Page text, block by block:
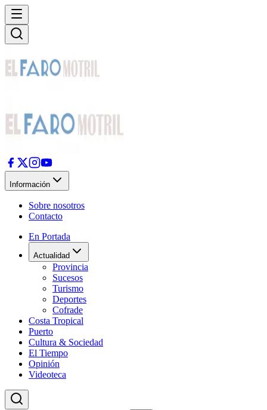
Información
Sobre nosotros
Contacto
En Portada
Actualidad
Provincia
Sucesos
Turismo
Deportes
Cofrade
Costa Tropical
Puerto
Cultura & Sociedad
El Tiempo
Opinión
Videoteca